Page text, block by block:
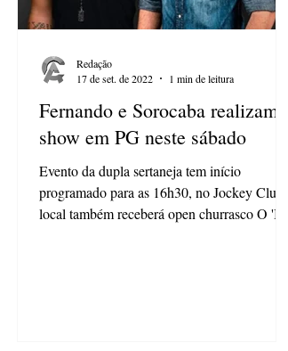
Fernando e Sorocaba realizam
show em PG neste sábado
Evento da dupla sertaneja tem início
programado para as 16h30, no Jockey Clube;
local também receberá open churrasco O 'Isso
Redação
17 de set. de 2022
1 min de leitura